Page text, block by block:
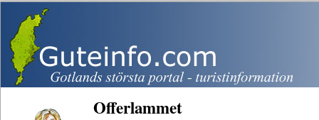
Offerlammet